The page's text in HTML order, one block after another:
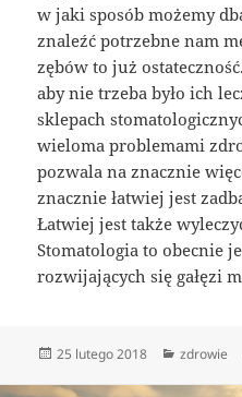
w jaki sposób możemy
znaleźć potrzebne nam
zębów to już
aby nie trzeba było ich
sklepach
wieloma problemami
pozwala na znacznie
znacznie łatwiej jest
Łatwiej jest także
Stomatologia to obecnie
rozwijających się gałęzi
Data
25 lutego 2018 Kategorie
zdrowie